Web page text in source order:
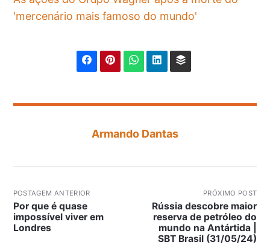
'mercenário mais famoso do mundo'
Armando Dantas
POSTAGEM ANTERIOR
Por que é quase
impossível viver em
Londres
PRÓXIMO POST
Rússia descobre maior
reserva de petróleo do
mundo na Antártida |
SBT Brasil (31/05/24)